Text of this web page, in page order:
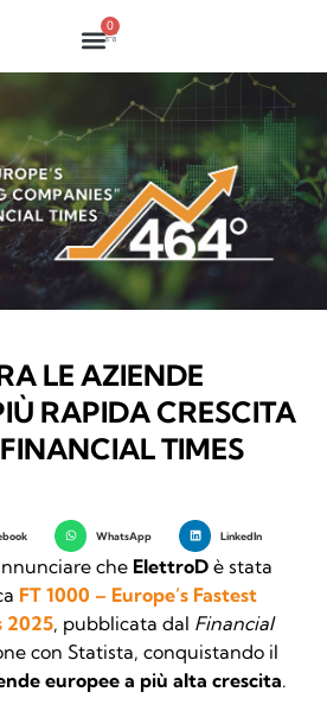
0
LE AZIENDE
RAPIDA CRESCITA
TIMES
WhatsApp LinkedIn
che ElettroD è stata
FT 1000 – Europe’s Fastest
2025, pubblicata dal Financial
con Statista, conquistando il
europee a più alta crescita.